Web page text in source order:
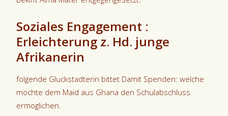
Soziales Engagement :
Erleichterung z. Hd. junge
Afrikanerin
folgende Gluckstadterin bittet Damit Spenden: welche
mochte dem Maid aus Ghana den Schulabschluss
ermoglichen.